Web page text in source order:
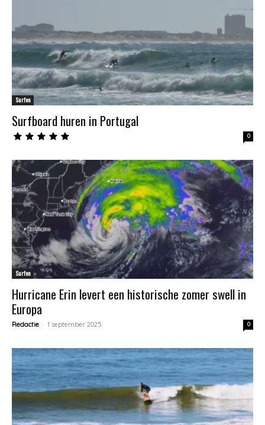
Surfen
Surfboard huren in Portugal
0
Surfen
Hurricane Erin levert een historische zomer swell in
Europa
Redactie - 1 september 2025 0